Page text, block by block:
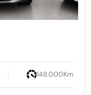
148.000Km